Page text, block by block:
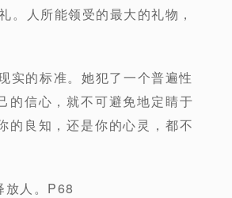
。人所能领受的最大的礼物，
实的标准。她犯了一个普遍性
的信心，就不可避免地定睛于
的良知，还是你的心灵，都不
放人。P68